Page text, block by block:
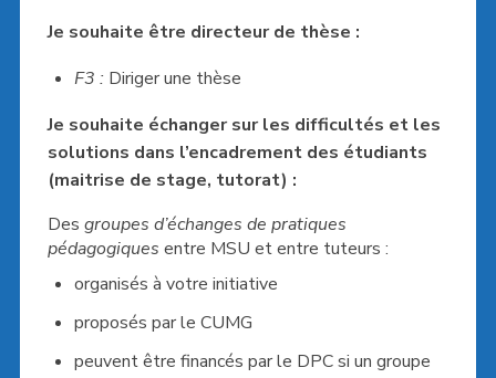
Je souhaite être directeur de thèse :
F3 :Diriger une thèse
Je souhaite échanger sur les difficultés et les
solutions dans l’encadrement des étudiants
(maitrise de stage, tutorat) :
Des groupes d’échanges de pratiques
pédagogiques entre MSU et entre tuteurs :
organisés à votre initiative
proposés par le CUMG
peuvent être financés par le DPC si un groupe